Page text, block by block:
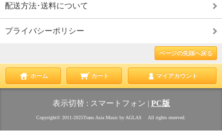
配送方法･送料について
プライバシーポリシー
ページの先頭へ戻る
ホーム カート マイアカウント
表示切替 : スマートフォン | PC版
Copyright© 2011‐2025Trans Asia Music by AGLAS All rights reserved.